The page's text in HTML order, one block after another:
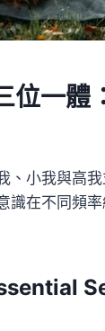
位一體
、小我與高
識在不同頻